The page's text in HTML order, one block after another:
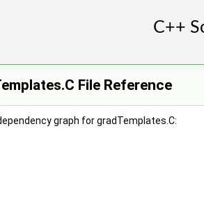
File Reference
graph for gradTemplates.C: